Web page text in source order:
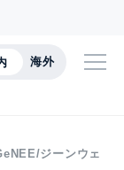
海外
ジーンウェ